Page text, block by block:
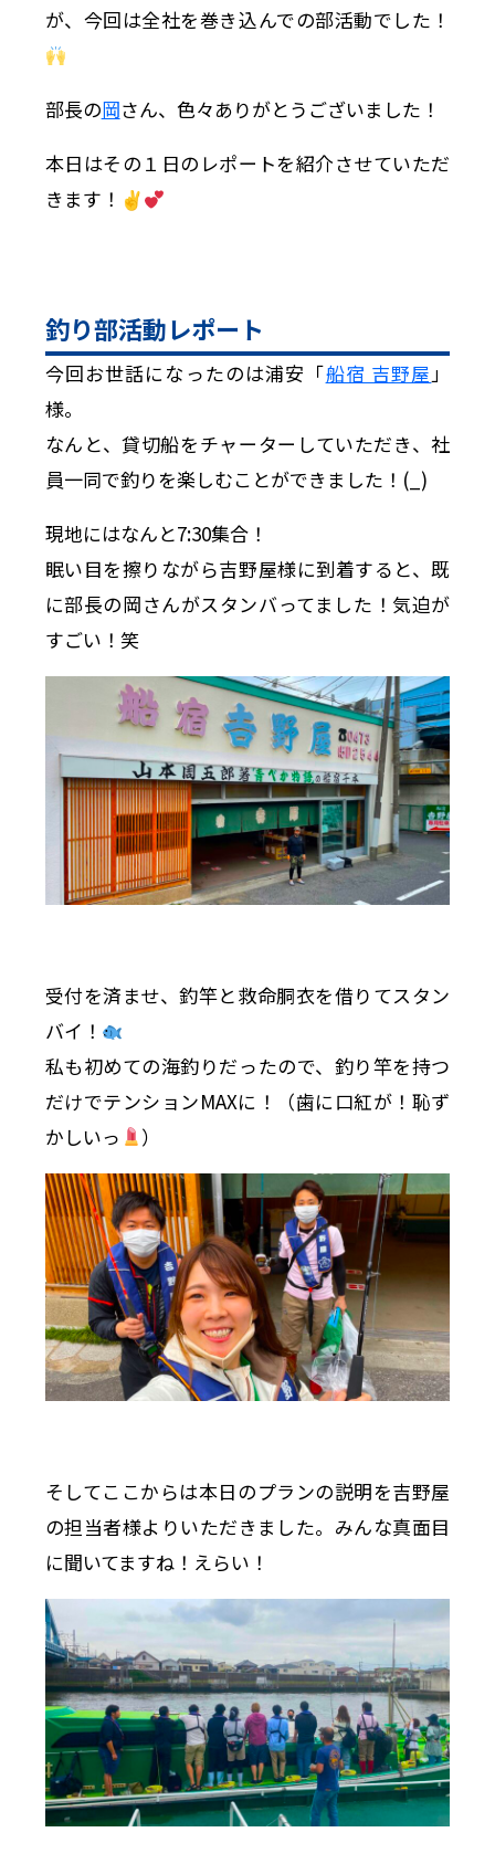
が、今回は全社を巻き込んでの部活動でした！
部長の岡さん、色々ありがとうございました！
本日はその１日のレポートを紹介させていただ
きます！✌
釣り部活動レポート
今回お世話になったのは浦安「船宿 吉野屋」
様。
なんと、貸切船をチャーターしていただき、社
員一同で釣りを楽しむことができました！(_ )
現地にはなんと7:30集合！
眠い目を擦りながら吉野屋様に到着すると、既
に部長の岡さんがスタンバってました！気迫が
すごい！笑
受付を済ませ、釣竿と救命胴衣を借りてスタン
バイ！
私も初めての海釣りだったので、釣り竿を持つ
だけでテンションMAXに！（歯に口紅が！恥ず
かしいっ
）
そしてここからは本日のプランの説明を吉野屋
の担当者様よりいただきました。みんな真面目
に聞いてますね！えらい！